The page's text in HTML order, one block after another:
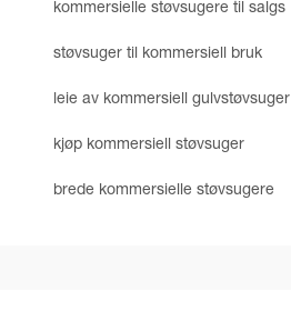
kommersielle støvsugere til salgs
støvsuger til kommersiell bruk
leie av kommersiell gulvstøvsuger
kjøp kommersiell støvsuger
brede kommersielle støvsugere